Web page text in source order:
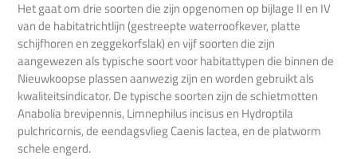
Het gaat om drie soorten die zijn opgenomen op bijlage II en IV
van de habitatrichtlijn (gestreepte waterroofkever, platte
schijfhoren en zeggekorfslak) en vijf soorten die zijn
aangewezen als typische soort voor habitattypen die binnen de
Nieuwkoopse plassen aanwezig zijn en worden gebruikt als
kwaliteitsindicator. De typische soorten zijn de schietmotten
Anabolia brevipennis, Limnephilus incisus en Hydroptila
pulchricornis, de eendagsvlieg Caenis lactea, en de platworm
schele engerd.